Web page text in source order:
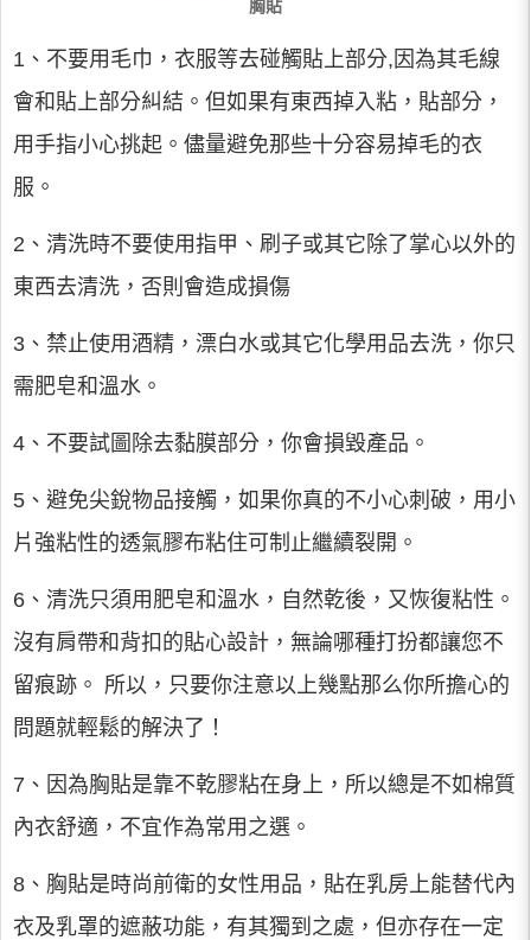
胸貼
1、不要用毛巾，衣服等去碰觸貼上部分,因為其毛線
會和貼上部分糾結。但如果有東西掉入粘，貼部分，
用手指小心挑起。儘量避免那些十分容易掉毛的衣
服。
2、清洗時不要使用指甲、刷子或其它除了掌心以外的
東西去清洗，否則會造成損傷
3、禁止使用酒精，漂白水或其它化學用品去洗，你只
需肥皂和溫水。
4、不要試圖除去黏膜部分，你會損毀產品。
5、避免尖銳物品接觸，如果你真的不小心刺破，用小
片強粘性的透氣膠布粘住可制止繼續裂開。
6、清洗只須用肥皂和溫水，自然乾後，又恢復粘性。
沒有肩帶和背扣的貼心設計，無論哪種打扮都讓您不
留痕跡。 所以，只要你注意以上幾點那么你所擔心的
問題就輕鬆的解決了！
7、因為胸貼是靠不乾膠粘在身上，所以總是不如棉質
內衣舒適，不宜作為常用之選。
8、胸貼是時尚前衛的女性用品，貼在乳房上能替代內
衣及乳罩的遮蔽功能，有其獨到之處，但亦存在一定